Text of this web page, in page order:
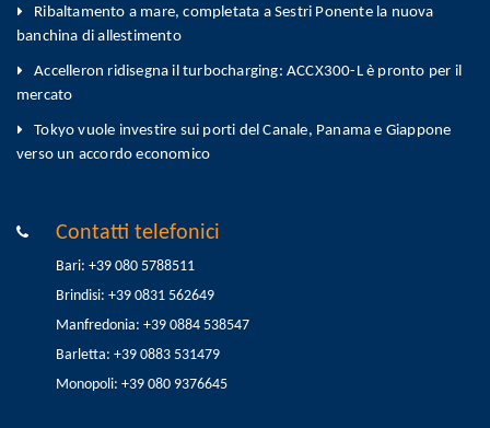
Ribaltamento a mare, completata a Sestri Ponente la nuova
banchina di allestimento
Accelleron ridisegna il turbocharging: ACCX300-L è pronto per il
mercato
Tokyo vuole investire sui porti del Canale, Panama e Giappone
verso un accordo economico
Contatti telefonici
Bari: +39 080 5788511
Brindisi: +39 0831 562649
Manfredonia: +39 0884 538547
Barletta: +39 0883 531479
Monopoli: +39 080 9376645